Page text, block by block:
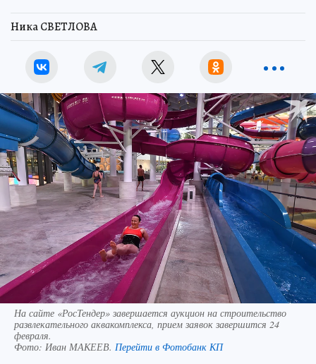
Ника СВЕТЛОВА
На сайте «РосТендер» завершается аукцион на строительство
развлекательного аквакомплекса, прием заявок завершится 24
февраля.
Фото: Иван МАКЕЕВ. Перейти в Фотобанк КП